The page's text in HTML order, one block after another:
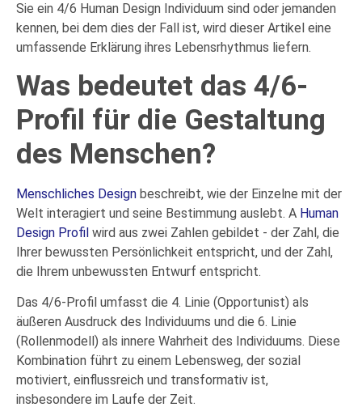
Sie ein 4/6 Human Design Individuum sind oder jemanden
kennen, bei dem dies der Fall ist, wird dieser Artikel eine
umfassende Erklärung ihres Lebensrhythmus liefern.
Was bedeutet das 4/6-
Profil für die Gestaltung
des Menschen?
Menschliches Design beschreibt, wie der Einzelne mit der
Welt interagiert und seine Bestimmung auslebt. A Human
Design Profil wird aus zwei Zahlen gebildet - der Zahl, die
Ihrer bewussten Persönlichkeit entspricht, und der Zahl,
die Ihrem unbewussten Entwurf entspricht.
Das 4/6-Profil umfasst die 4. Linie (Opportunist) als
äußeren Ausdruck des Individuums und die 6. Linie
(Rollenmodell) als innere Wahrheit des Individuums. Diese
Kombination führt zu einem Lebensweg, der sozial
motiviert, einflussreich und transformativ ist,
insbesondere im Laufe der Zeit.